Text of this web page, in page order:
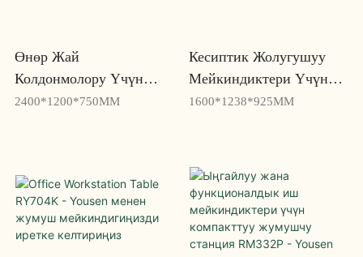
Өнөр Жай
Колдонмолору Үчүн
Office Workstation Desk
2400*1200*750MM
Кесиптик Жолугушуу
Мейкиндиктери Үчүн
Office Workstation Desk
1600*1238*925MM